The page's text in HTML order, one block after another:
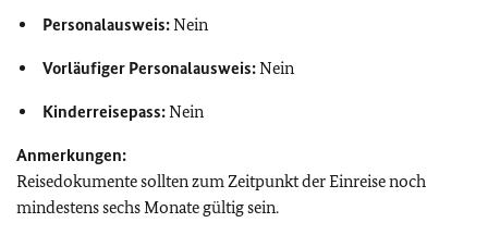
Personalausweis:Nein
Vorläufiger Personalausweis:Nein
Kinderreisepass:Nein
Anmerkungen:
Reisedokumente sollten zum Zeitpunkt der Einreise noch
mindestens sechs Monate gültig sein.